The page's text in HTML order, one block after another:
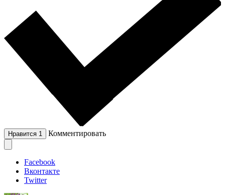
Нравится 1 Комментировать
Facebook
Вконтакте
Twitter